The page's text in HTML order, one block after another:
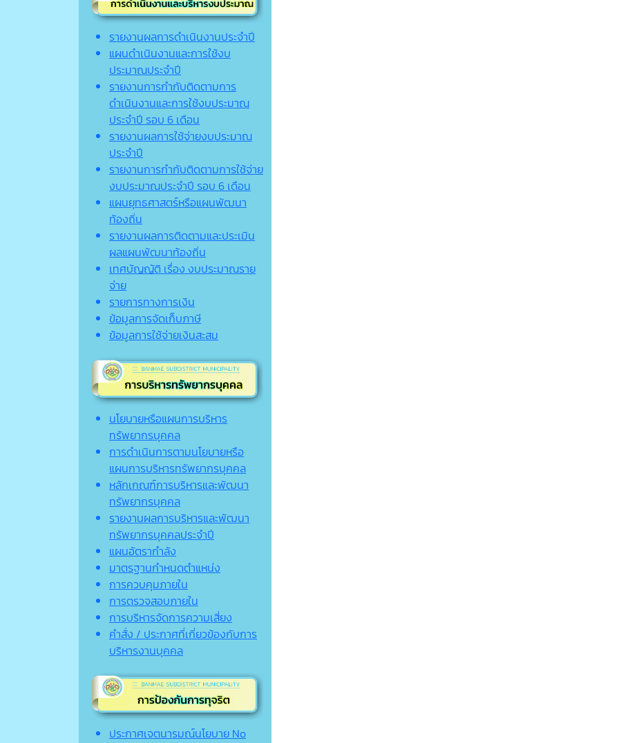
รายงานผลการดำเนินงานประจำปี
แผนดำเนินงานและการใช้งบ
ประมาณประจำปี
รายงานการกำกับติดตามการ
ดำเนินงานและการใช้งบประมาณ
ประจำปี รอบ 6 เดือน
รายงานผลการใช้จ่ายงบประมาณ
ประจำปี
รายงานการกำกับติดตามการใช้จ่าย
งบประมาณประจำปี รอบ 6 เดือน
แผนยุทธศาสตร์หรือแผนพัฒนา
ท้องถิ่น
รายงานผลการติดตามและประเมิน
ผลแผนพัฒนาท้องถิ่น
เทศบัญญัติ เรื่อง งบประมาณราย
จ่าย
รายการทางการเงิน
ข้อมูลการจัดเก็บภาษี
ข้อมูลการใช้จ่ายเงินสะสม
นโยบายหรือแผนการบริหาร
ทรัพยากรบุคคล
การดำเนินการตามนโยบายหรือ
แผนการบริหารทรัพยากรบุคคล
หลักเกณฑ์การบริหารและพัฒนา
ทรัพยากรบุคคล
รายงานผลการบริหารและพัฒนา
ทรัพยากรบุคคลประจำปี
แผนอัตรากำลัง
มาตรฐานกำหนดตำแหน่ง
การควบคุมภายใน
การตรวจสอบภายใน
การบริหารจัดการความเสี่ยง
คำสั่ง / ประกาศที่เกี่ยวข้องกับการ
บริหารงานบุคคล
ประกาศเจตนารมณ์นโยบาย No